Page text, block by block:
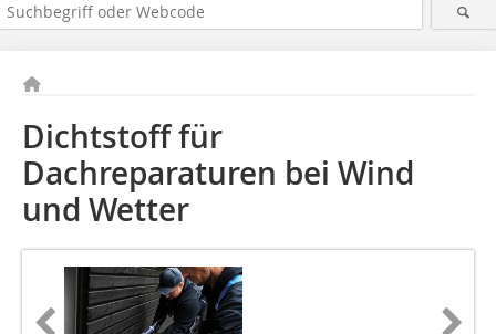
Dichtstoff für
Dachreparaturen bei Wind
und Wetter